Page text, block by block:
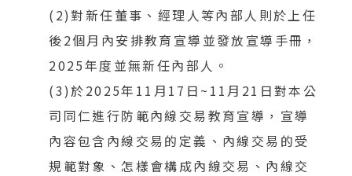
(2)對新任董事、經理人等內部人則於上任
後2個月內安排教育宣導並發放宣導手冊，
2025年度並無新任內部人。
(3)於2025年11月17日~11月21日對本公
司同仁進行防範內線交易教育宣導，宣導
內容包含內線交易的定義、內線交易的受
規範對象、怎樣會構成內線交易、內線交